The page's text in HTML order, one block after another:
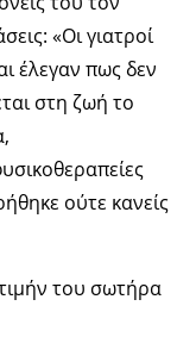
«Οι γιατροί
έλεγαν πως δεν
στη ζωή το
ούτε κανείς
του σωτήρα